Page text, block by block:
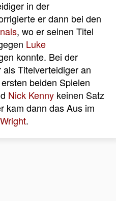
in der
er dann bei den
, wo er seinen Titel
Luke
konnte. Bei der
als Titelverteidiger an
beiden Spielen
Nick Kenny keinen Satz
kam dann das Aus im
.